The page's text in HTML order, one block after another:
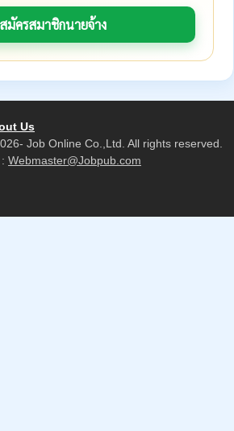
สมัครสมาชิกนายจ้าง
Us
Job Online Co.,Ltd. All rights reserved.
Webmaster@Jobpub.com